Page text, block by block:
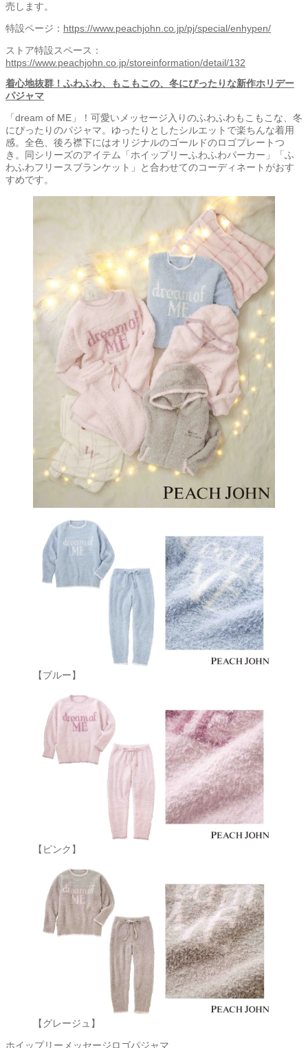
売します。
特設ページ： https://www.peachjohn.co.jp/pj/special/enhypen/
ストア特設スペース：
https://www.peachjohn.co.jp/storeinformation/detail/132
着心地抜群！ふわふわ、もこもこの、冬にぴったりな新作ホリデー
パジャマ
「dream of ME」！可愛いメッセージ入りのふわふわもこもこな、冬
にぴったりのパジャマ。ゆったりとしたシルエットで楽ちんな着用
感。全色、後ろ襟下にはオリジナルのゴールドのロゴプレートつ
き。同シリーズのアイテム「ホイップリーふわふわパーカー」「ふ
わふわフリースブランケット」と合わせてのコーディネートがおす
すめです。
【ブルー】
【ピンク】
【グレージュ】
ホイップリーメッセージロゴパジャマ